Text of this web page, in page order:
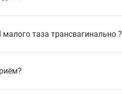
таза трансвагинально ?